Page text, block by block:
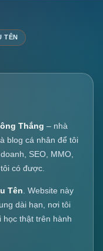
TÊN
Thắng – nhà
blog cá nhân để tôi
SEO, MMO,
có được.
Tên . Website này
dài hạn, nơi tôi
học thật trên hành